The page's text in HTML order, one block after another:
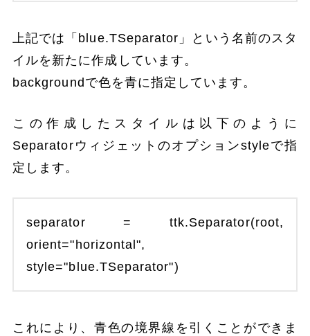
上記では「blue.TSeparator」という名前のスタ
イルを新たに作成しています。
backgroundで色を青に指定しています。
この作成したスタイルは以下のように
Separatorウィジェットのオプションstyleで指
定します。
separator = ttk.Separator(root,
orient="horizontal",
style="blue.TSeparator")
これにより、青色の境界線を引くことができま